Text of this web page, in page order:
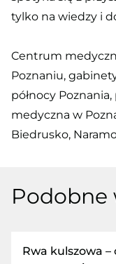
tylko na wiedzy i
Centrum
Poznaniu,
północy
medyczna w
Biedrusko,
Podobne
Rwa kulszowa